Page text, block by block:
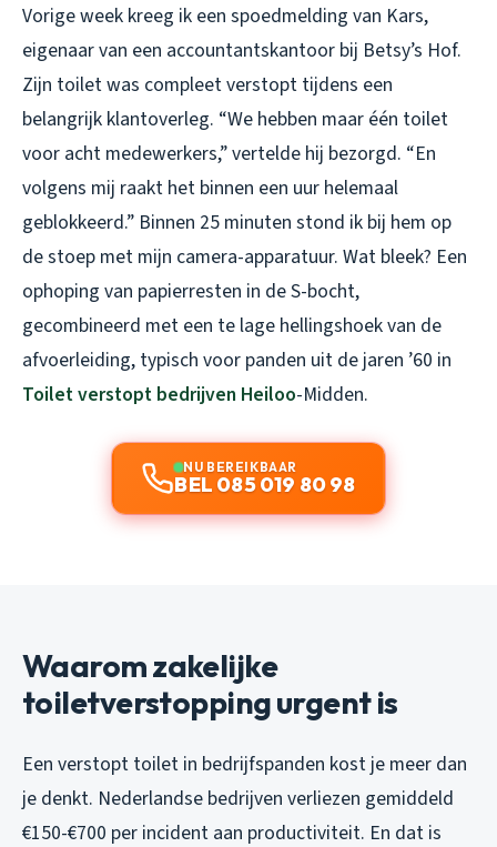
Vorige week kreeg ik een spoedmelding van Kars,
eigenaar van een accountantskantoor bij Betsy’s Hof.
Zijn toilet was compleet verstopt tijdens een
belangrijk klantoverleg. “We hebben maar één toilet
voor acht medewerkers,” vertelde hij bezorgd. “En
volgens mij raakt het binnen een uur helemaal
geblokkeerd.” Binnen 25 minuten stond ik bij hem op
de stoep met mijn camera-apparatuur. Wat bleek? Een
ophoping van papierresten in de S-bocht,
gecombineerd met een te lage hellingshoek van de
afvoerleiding, typisch voor panden uit de jaren ’60 in
Toilet verstopt bedrijven Heiloo-Midden.
NU BEREIKBAAR
BEL 085 019 80 98
Waarom zakelijke
toiletverstopping urgent is
Een verstopt toilet in bedrijfspanden kost je meer dan
je denkt. Nederlandse bedrijven verliezen gemiddeld
€150-€700 per incident aan productiviteit. En dat is